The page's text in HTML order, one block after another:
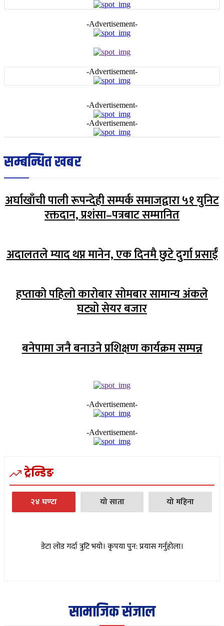
-Advertisement-
-Advertisement-
-Advertisement-
-Advertisement-
सम्बन्धित खबर
अर्घाखाँची पाली रूपन्देही सम्पर्क समाजद्वारा ५१ युनिट
रक्तदान, प्रशंसा–पत्रबाट सम्मानित
अदालतले म्याद थप्न मानेन, एक दिनमै छुटे दुर्गा प्रसाईँ
हप्ताको पहिलो कारोबार सोमबार सामान्य अंकले
घट्यो सेयर बजार
बनेपामा जनै बनाउने प्रशिक्षण कार्यक्रम सम्पन्न
-Advertisement-
-Advertisement-
ट्रेन्डिङ
२४ घण्टा यो साता यो महिना
डेटा लोड गर्दा त्रुटि भयो। कृपया पुन: प्रयास गर्नुहोला।
सामाजिक संजाल